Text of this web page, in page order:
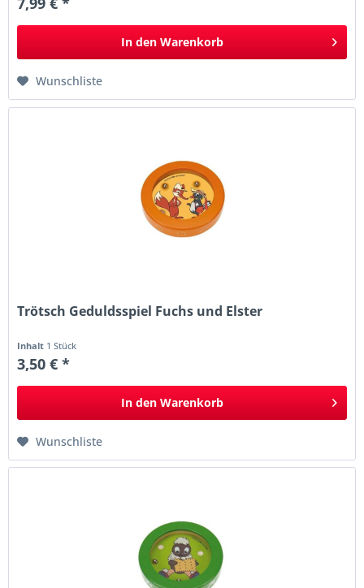
In den Warenkorb
Wunschliste
Trötsch Geduldsspiel Fuchs und Elster
Inhalt 1 Stück
3,50 € *
In den Warenkorb
Wunschliste